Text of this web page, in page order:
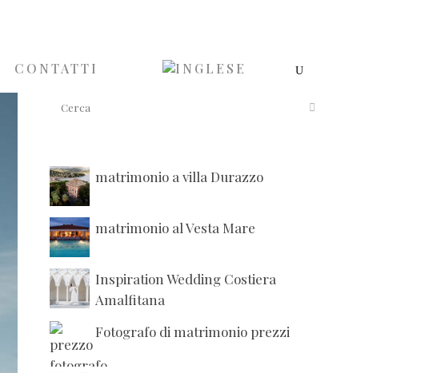
CONTATTI
matrimonio a villa Durazzo
matrimonio al Vesta Mare
Inspiration Wedding Costiera
Amalfitana
Fotografo di matrimonio prezzi